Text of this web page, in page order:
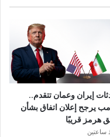
إيران وعمان تتقدم..
يرجح إعلان اتفاق بشأن
هرمز قريبًا
ساعتين